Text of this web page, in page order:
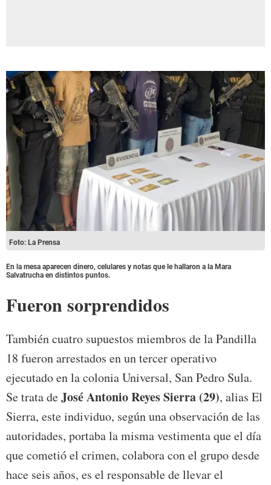
Foto: La Prensa
En la mesa aparecen dinero, celulares y notas que le hallaron a la Mara
Salvatrucha en distintos puntos.
Fueron sorprendidos
También cuatro supuestos miembros de la Pandilla
18 fueron arrestados en un tercer operativo
ejecutado en la colonia Universal, San Pedro Sula.
Se trata deJosé Antonio Reyes Sierra (29), alias El
Sierra, este individuo, según una observación de las
autoridades, portaba la misma vestimenta que el día
que cometió el crimen, colabora con el grupo desde
hace seis años, es el responsable de llevar el